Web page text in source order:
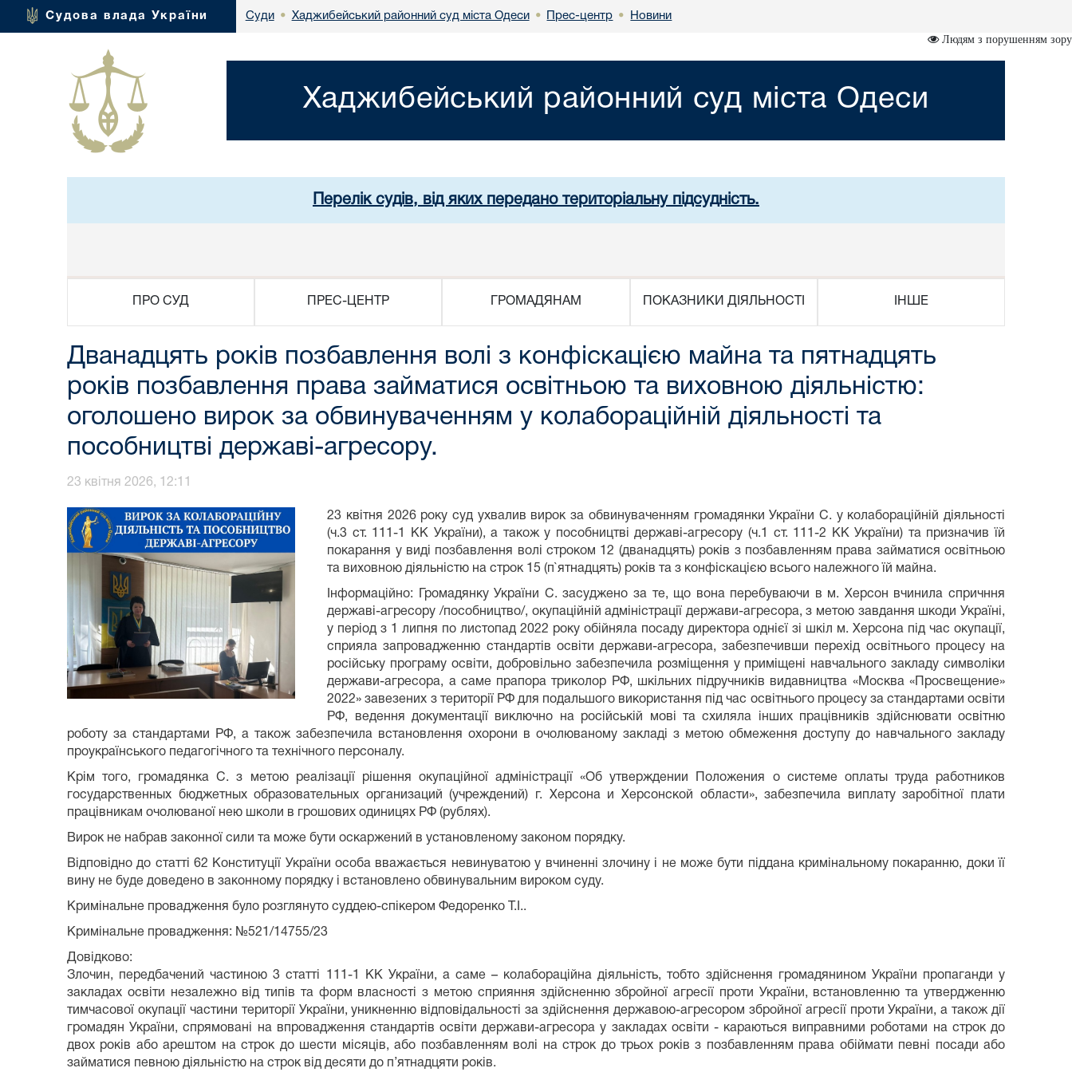
Судова влада України Суди • Хаджибейський районний суд міста Одеси • Прес-центр • Новини
Людям з порушенням зору
Хаджибейський районний суд міста Одеси
Перелік судів, від яких передано територіальну підсудність.
ПРО СУД ПРЕС-ЦЕНТР ГРОМАДЯНАМ ПОКАЗНИКИ ДІЯЛЬНОСТІ ІНШЕ
Дванадцять років позбавлення волі з конфіскацією майна та пятнадцять
років позбавлення права займатися освітньою та виховною діяльністю:
оголошено вирок за обвинуваченням у колабораційній діяльності та
пособництві державі-агресору.
23 квітня 2026, 12:11
23 квітня 2026 року суд ухвалив вирок за обвинуваченням громадянки України С. у колабораційній діяльності
(ч.3 ст. 111-1 КК України), а також у пособництві державі-агресору (ч.1 ст. 111-2 КК України) та призначив їй
покарання у виді позбавлення волі строком 12 (дванадцять) років з позбавленням права займатися освітньою
та виховною діяльністю на строк 15 (п`ятнадцять) років та з конфіскацією всього належного їй майна.
Інформаційно: Громадянку України С. засуджено за те, що вона перебуваючи в м. Херсон вчинила спричння
державі-агресору /пособництво/, окупаційній адміністрації держави-агресора, з метою завдання шкоди Україні,
у період з 1 липня по листопад 2022 року обійняла посаду директора однієї зі шкіл м. Херсона під час окупації,
сприяла запровадженню стандартів освіти держави-агресора, забезпечивши перехід освітнього процесу на
російську програму освіти, добровільно забезпечила розміщення у приміщені навчального закладу символіки
держави-агресора, а саме прапора триколор РФ, шкільних підручників видавництва «Москва «Просвещение»
2022» завезених з території РФ для подальшого використання під час освітнього процесу за стандартами освіти
РФ, ведення документації виключно на російській мові та схиляла інших працівників здійснювати освітню
роботу за стандартами РФ, а також забезпечила встановлення охорони в очолюваному закладі з метою обмеження доступу до навчального закладу
проукраїнського педагогічного та технічного персоналу.
Крім того, громадянка С. з метою реалізації рішення окупаційної адміністрації «Об утверждении Положения о системе оплаты труда работников
государственных бюджетных образовательных организаций (учреждений) г. Херсона и Херсонской области», забезпечила виплату заробітної плати
працівникам очолюваної нею школи в грошових одиницях РФ (рублях).
Вирок не набрав законної сили та може бути оскаржений в установленому законом порядку.
Відповідно до статті 62 Конституції України особа вважається невинуватою у вчиненні злочину і не може бути піддана кримінальному покаранню, доки її
вину не буде доведено в законному порядку і встановлено обвинувальним вироком суду.
Кримінальне провадження було розглянуто суддею-спікером Федоренко Т.І..
Кримінальне провадження: №521/14755/23
Довідково:
Злочин, передбачений частиною 3 статті 111-1 КК України, а саме – колабораційна діяльність, тобто здійснення громадянином України пропаганди у
закладах освіти незалежно від типів та форм власності з метою сприяння здійсненню збройної агресії проти України, встановленню та утвердженню
тимчасової окупації частини території України, уникненню відповідальності за здійснення державою-агресором збройної агресії проти України, а також дії
громадян України, спрямовані на впровадження стандартів освіти держави-агресора у закладах освіти - караються виправними роботами на строк до
двох років або арештом на строк до шести місяців, або позбавленням волі на строк до трьох років з позбавленням права обіймати певні посади або
займатися певною діяльністю на строк від десяти до п’ятнадцяти років.